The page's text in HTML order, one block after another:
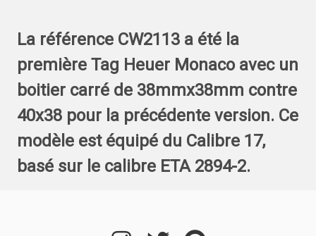
La référence CW2113 a été la
première Tag Heuer Monaco avec un
boitier carré de 38mmx38mm contre
40x38 pour la précédente version. Ce
modèle est équipé du Calibre 17,
basé sur le calibre ETA 2894-2.